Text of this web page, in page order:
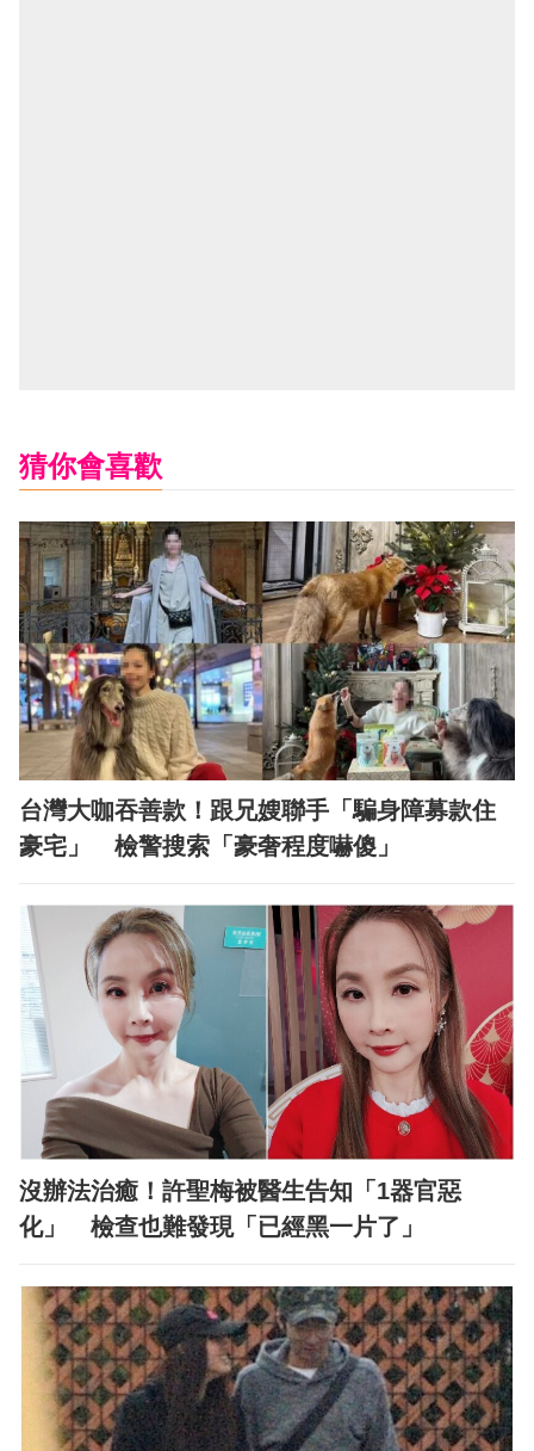
猜你會喜歡
台灣大咖吞善款！跟兄嫂聯手「騙身障募款住
豪宅」 檢警搜索「豪奢程度嚇傻」
沒辦法治癒！許聖梅被醫生告知「1器官惡
化」 檢查也難發現「已經黑一片了」